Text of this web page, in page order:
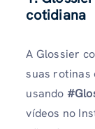
cotidiana
A Glossier
suas rotinas
usando
vídeos no